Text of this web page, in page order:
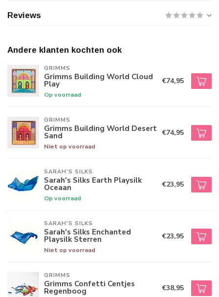
Reviews
Andere klanten kochten ook
GRIMMS
Grimms Building World Cloud
Play
Op voorraad
€74,95
GRIMMS
Grimms Building World Desert
Sand
Niet op voorraad
€74,95
SARAH'S SILKS
Sarah's Silks Earth Playsilk
Oceaan
Op voorraad
€23,95
SARAH'S SILKS
Sarah's Silks Enchanted
Playsilk Sterren
Niet op voorraad
€23,95
GRIMMS
Grimms Confetti Centjes
Regenboog €38,95